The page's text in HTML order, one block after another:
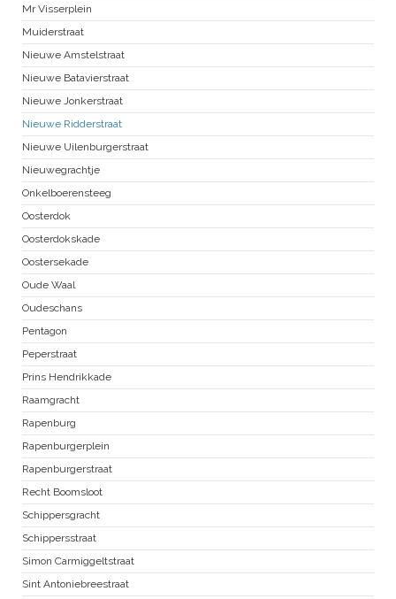
Mr Visserplein
Muiderstraat
Nieuwe Amstelstraat
Nieuwe Batavierstraat
Nieuwe Jonkerstraat
Nieuwe Ridderstraat
Nieuwe Uilenburgerstraat
Nieuwegrachtje
Onkelboerensteeg
Oosterdok
Oosterdokskade
Oostersekade
Oude Waal
Oudeschans
Pentagon
Peperstraat
Prins Hendrikkade
Raamgracht
Rapenburg
Rapenburgerplein
Rapenburgerstraat
Recht Boomsloot
Schippersgracht
Schippersstraat
Simon Carmiggeltstraat
Sint Antoniebreestraat